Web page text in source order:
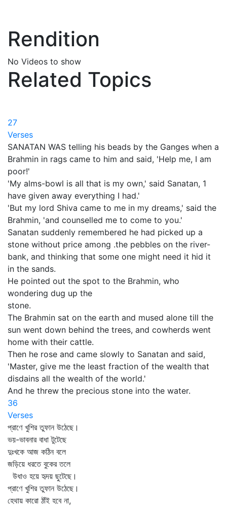
Rendition
No Videos to show
Related Topics
27
Verses
SANATAN WAS telling his beads by the Ganges when a
Brahmin in rags came to him and said, 'Help me, I am
poor!'
'My alms-bowl is all that is my own,' said Sanatan, 1
have given away everything I had.'
'But my lord Shiva came to me in my dreams,' said the
Brahmin, 'and counselled me to come to you.'
Sanatan suddenly remembered he had picked up a
stone without price among .the pebbles on the river-
bank, and thinking that some one might need it hid it
in the sands.
He pointed out the spot to the Brahmin, who
wondering dug up the
stone.
The Brahmin sat on the earth and mused alone till the
sun went down behind the trees, and cowherds went
home with their cattle.
Then he rose and came slowly to Sanatan and said,
'Master, give me the least fraction of the wealth that
disdains all the wealth of the world.'
And he threw the precious stone into the water.
36
Verses
প্রাণে খুশির তুফান উঠেছে।
ভয়-ভাবনার বাধা টুটেছে
দুঃখকে আজ কঠিন বলে
জড়িয়ে ধরতে বুকের তলে
উধাও হয়ে হৃদয় ছুটেছে।
প্রাণে খুশির তুফান উঠেছে।
হেথায় কারো ঠাঁই হবে না,